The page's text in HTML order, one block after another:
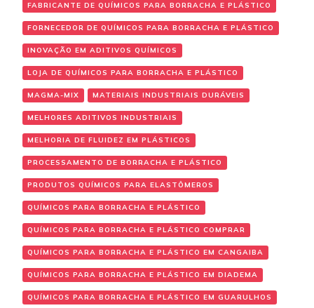
FABRICANTE DE QUÍMICOS PARA BORRACHA E PLÁSTICO
FORNECEDOR DE QUÍMICOS PARA BORRACHA E PLÁSTICO
INOVAÇÃO EM ADITIVOS QUÍMICOS
LOJA DE QUÍMICOS PARA BORRACHA E PLÁSTICO
MAGMA-MIX MATERIAIS INDUSTRIAIS DURÁVEIS
MELHORES ADITIVOS INDUSTRIAIS
MELHORIA DE FLUIDEZ EM PLÁSTICOS
PROCESSAMENTO DE BORRACHA E PLÁSTICO
PRODUTOS QUÍMICOS PARA ELASTÔMEROS
QUÍMICOS PARA BORRACHA E PLÁSTICO
QUÍMICOS PARA BORRACHA E PLÁSTICO COMPRAR
QUÍMICOS PARA BORRACHA E PLÁSTICO EM CANGAIBA
QUÍMICOS PARA BORRACHA E PLÁSTICO EM DIADEMA
QUÍMICOS PARA BORRACHA E PLÁSTICO EM GUARULHOS